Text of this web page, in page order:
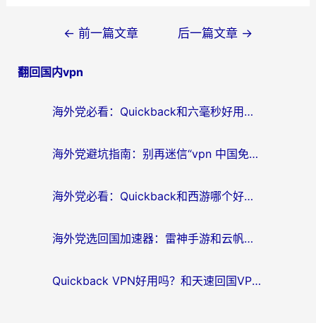
导
← 前一篇文章 后一篇文章 →
翻回国内vpn
海外党必看：Quickback和六毫秒好用吗？3步选对回国加速器，无缝刷国内剧玩游戏
海外党避坑指南：别再迷信“vpn 中国免费”，选对回国加速器才能无缝刷国内资源
海外党必看：Quickback和西游哪个好？3个维度教你选对回国加速器
海外党选回国加速器：雷神手游和云帆哪个好？附3组对比+避坑指南
Quickback VPN好用吗？和天速回国VPN对比哪个回国效果更好？海外党必看的真实体验指南